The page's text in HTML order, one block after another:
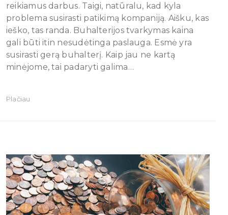
reikiamus darbus. Taigi, natūralu, kad kyla
problema susirasti patikimą kompaniją. Aišku, kas
ieško, tas randa. Buhalterijos tvarkymas kaina
gali būti itin nesudėtinga paslauga. Esmė yra
susirasti gerą buhalterį. Kaip jau ne kartą
minėjome, tai padaryti galima…
Plačiau